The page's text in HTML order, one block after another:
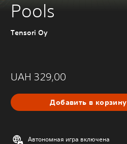
Pools
Tensori Oy
UAH 329,00
Добавить в корзину
Автономная игра включена